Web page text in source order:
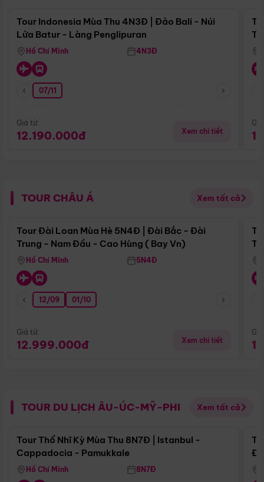
Tour Indonesia Mùa Thu 4N3Đ | Đảo Bali - Núi
Lửa Batur - Làng Penglipuran
Hồ Chí Minh 4N3Đ
07/11
Giá từ:
12.190.000đ Xem chi tiết
TOUR CHÂU Á Xem tất cả
Điểm nổi bật
Tour Đài Loan Mùa Hè 5N4Đ | Đài Bắc - Đài
Trung - Nam Đầu - Cao Hùng ( Bay Vn)
Hồ Chí Minh 5N4Đ
12/09 01/10
Giá từ:
12.999.000đ Xem chi tiết
TOUR DU LỊCH ÂU-ÚC-MỸ-PHI Xem tất cả
Điểm nổi bật
Tour Thổ Nhĩ Kỳ Mùa Thu 8N7Đ | Istanbul -
Cappadocia - Pamukkale
Hồ Chí Minh 8N7Đ